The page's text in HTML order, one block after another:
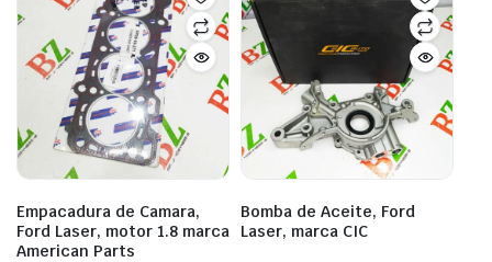
Empacadura de Camara,
Ford Laser, motor 1.8 marca
American Parts
Bomba de Aceite, Ford
Laser, marca CIC